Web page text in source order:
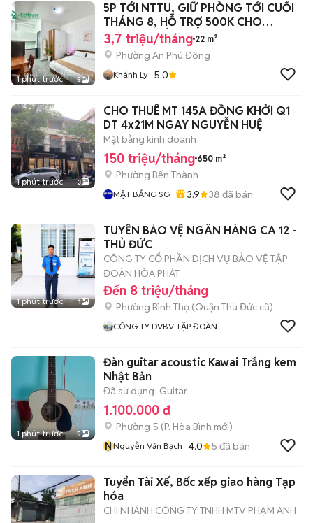
1 phút trước 5
5P TỚI NTTU, GIỮ PHÒNG TỚI CUỐI
THÁNG 8, HỖ TRỢ 500K CHO
KHÁCH CHỐT
3,7 triệu/tháng 22 m²
Phường An Phú Đông
Khánh Ly 5.0
1 phút trước 3
CHO THUÊ MT 145A ĐỒNG KHỞI Q1
DT 4x21M NGAY NGUYỄN HUỆ
Mặt bằng kinh doanh
150 triệu/tháng 650 m²
Phường Bến Thành
MẶT BẰNG SG 3.9 38 đã bán
1 phút trước 1
TUYỂN BẢO VỆ NGÂN HÀNG CA 12 -
THỦ ĐỨC
CÔNG TY CỔ PHẦN DỊCH VỤ BẢO VỆ TẬP
ĐOÀN HÒA PHÁT
Đến 8 triệu/tháng
Phường Bình Thọ (Quận Thủ Đức cũ)
CÔNG TY DVBV TẬP ĐOÀN
1 phút trước 5
Đàn guitar acoustic Kawai Trắng kem
Nhật Bản
Đã sử dụng Guitar
1.100.000 đ
Phường 5 (P. Hòa Bình mới)
NNguyễn Văn Bạch 4.0 5 đã bán
Tuyển Tài Xế, Bốc xếp giao hàng Tạp
hóa
CHI NHÁNH CÔNG TY TNHH MTV PHẠM ANH